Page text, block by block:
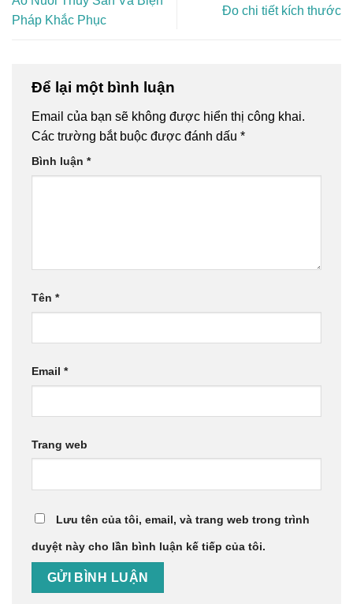
Pháp Khắc Phục
Đo chi tiết kích thước
Để lại một bình luận
Email của bạn sẽ không được hiển thị công khai.
Các trường bắt buộc được đánh dấu *
Bình luận *
Tên *
Email *
Trang web
Lưu tên của tôi, email, và trang web trong trình
duyệt này cho lần bình luận kế tiếp của tôi.